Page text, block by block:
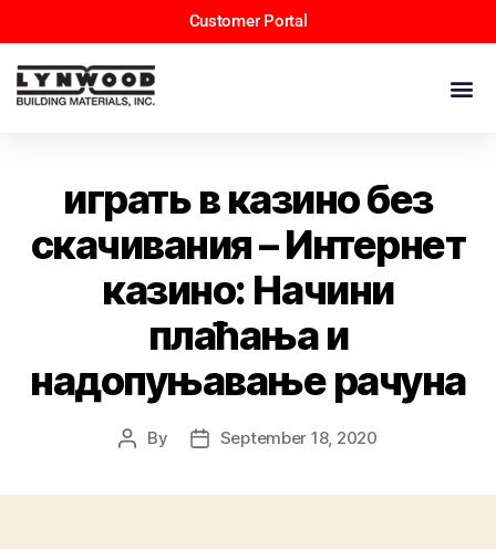
Customer Portal
играть в казино без
скачивания – Интернет
казино: Начини
плаћања и
надопуњавање рачуна
By September 18, 2020